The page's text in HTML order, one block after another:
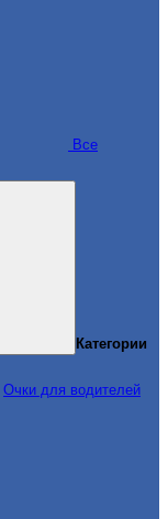
Все
Категории
Очки для водителей